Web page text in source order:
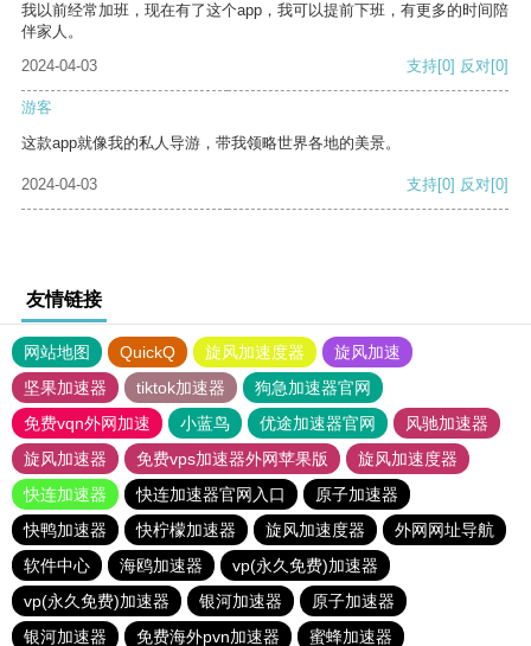
我以前经常加班，现在有了这个app，我可以提前下班，有更多的时间陪
伴家人。
2024-04-03
支持[0] 反对[0]
游客
这款app就像我的私人导游，带我领略世界各地的美景。
2024-04-03 支持[0] 反对[0]
友情链接
网站地图 QuickQ 旋风加速度器
旋风加速
坚果加速器
tiktok加速器
狗急加速器官网
免费vqn外网加速
小蓝鸟 优途加速器官网
风驰加速器
旋风加速器
免费vps加速器外网苹果版
旋风加速度器
快连加速器
快连加速器官网入口
原子加速器
快鸭加速器
快柠檬加速器 旋风加速度器
外网网址导航
软件中心
海鸥加速器
vp(永久免费)加速器
vp(永久免费)加速器
银河加速器
原子加速器
银河加速器
免费海外pvn加速器 蜜蜂加速器